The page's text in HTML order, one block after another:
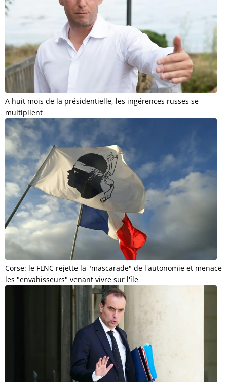
A huit mois de la présidentielle, les ingérences russes se
multiplient
Corse: le FLNC rejette la "mascarade" de l'autonomie et menace
les "envahisseurs" venant vivre sur l'île